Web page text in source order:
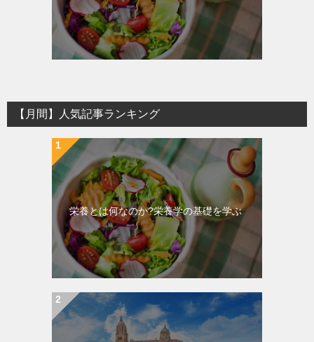
【月間】人気記事ランキング
栄養とは何なのか?栄養学の基礎を学ぶ